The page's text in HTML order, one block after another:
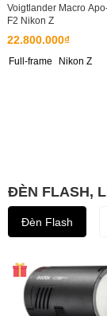
Voigtlander Macro
F2 Nikon Z
22.800.000₫
Full-frame Nikon Z
ĐÈN FLASH,
Đèn Flash